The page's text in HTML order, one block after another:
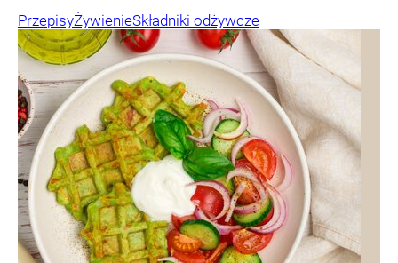
PrzepisyŻywienieSkładniki odżywcze